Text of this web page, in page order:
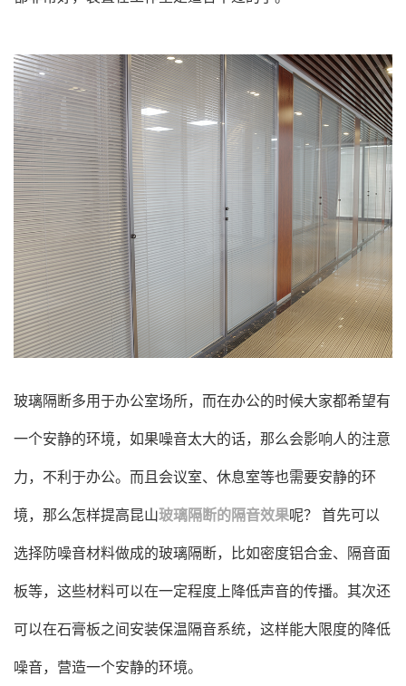
玻璃隔断多用于办公室场所，而在办公的时候大家都希望有
一个安静的环境，如果噪音太大的话，那么会影响人的注意
力，不利于办公。而且会议室、休息室等也需要安静的环
境，那么怎样提高昆山玻璃隔断的隔音效果呢？ 首先可以
选择防噪音材料做成的玻璃隔断，比如密度铝合金、隔音面
板等，这些材料可以在一定程度上降低声音的传播。其次还
可以在石膏板之间安装保温隔音系统，这样能大限度的降低
噪音，营造一个安静的环境。